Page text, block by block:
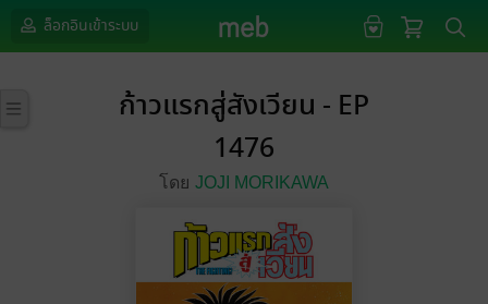
ล็อกอินเข้าระบบ
ก้าวแรกสู่สังเวียน - EP
1476
โดย JOJI MORIKAWA